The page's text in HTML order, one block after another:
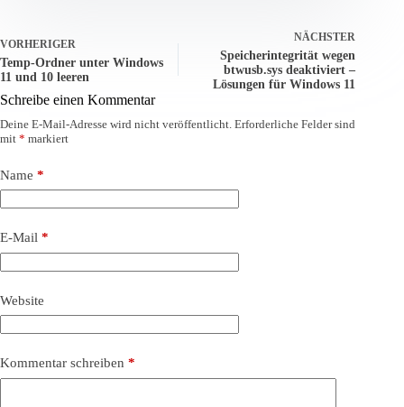
VORHERIGER
Temp-Ordner unter Windows
11 und 10 leeren
NÄCHSTER
Speicherintegrität wegen
btwusb.sys deaktiviert –
Lösungen für Windows 11
Schreibe einen Kommentar
Deine E-Mail-Adresse wird nicht veröffentlicht. Erforderliche Felder sind
mit * markiert
Name *
E-Mail *
Website
Kommentar schreiben *